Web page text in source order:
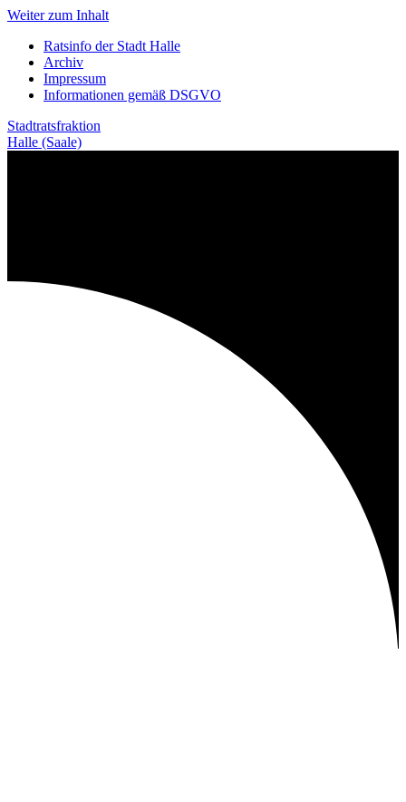
Weiter zum Inhalt
Ratsinfo der Stadt Halle
Archiv
Impressum
Informationen gemäß DSGVO
Stadtratsfraktion
Halle (Saale)